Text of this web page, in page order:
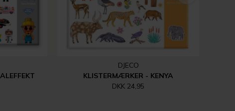
DJECO
KLISTERMÆRKER - KENYA
DKK 24,95